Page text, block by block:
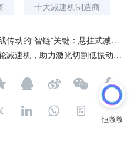
十大减速机制造商
动的“智链”关键：悬挂式减速机
速机，助力激光切割低振动精密加工